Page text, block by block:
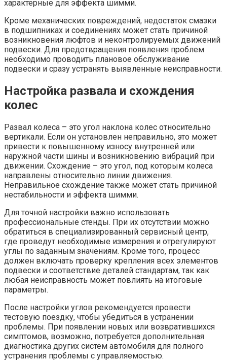
характерные для эффекта шимми.
Кроме механических повреждений, недостаток смазки
в подшипниках и соединениях может стать причиной
возникновения люфтов и неконтролируемых движений
подвески. Для предотвращения появления проблем
необходимо проводить плановое обслуживание
подвески и сразу устранять выявленные неисправности.
Настройка развала и схождения
колес
Развал колеса – это угол наклона колес относительно
вертикали. Если он установлен неправильно, это может
привести к повышенному износу внутренней или
наружной части шины и возникновению вибраций при
движении. Схождение – это угол, под которым колеса
направлены относительно линии движения.
Неправильное схождение также может стать причиной
нестабильности и эффекта шимми.
Для точной настройки важно использовать
профессиональные стенды. При их отсутствии можно
обратиться в специализированный сервисный центр,
где проведут необходимые измерения и отрегулируют
углы по заданным значениям. Кроме того, процесс
должен включать проверку крепления всех элементов
подвески и соответствие деталей стандартам, так как
любая неисправность может повлиять на итоговые
параметры.
После настройки углов рекомендуется провести
тестовую поездку, чтобы убедиться в устранении
проблемы. При появлении новых или возвратившихся
симптомов, возможно, потребуется дополнительная
диагностика других систем автомобиля для полного
устранения проблемы с управляемостью.